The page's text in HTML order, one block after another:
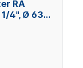
RA
4", Ø 63